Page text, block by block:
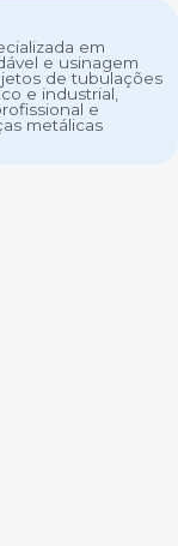
em
e usinagem
de tubulações
e industrial,
e
metálicas